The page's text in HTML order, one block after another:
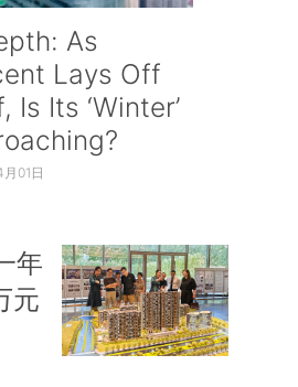
As
Lays Off
Is Its ‘Winter’
01日
年
元